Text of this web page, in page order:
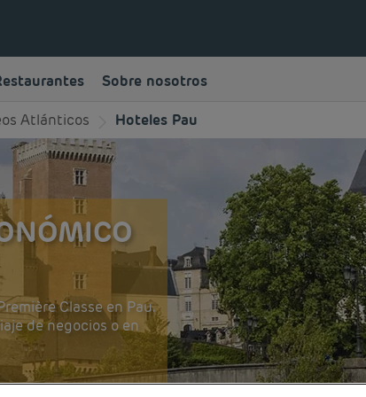
Sobre nosotros
Atlánticos Hoteles Pau
Classe en Pau.
de negocios o en